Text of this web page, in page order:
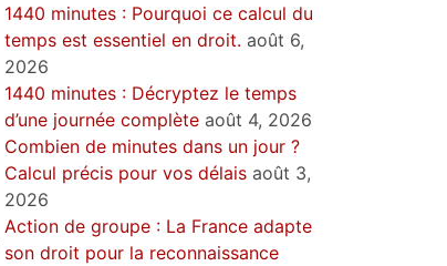
1440 minutes : Pourquoi ce calcul du
temps est essentiel en droit. août 6,
2026
1440 minutes : Décryptez le temps
d’une journée complète août 4, 2026
Combien de minutes dans un jour ?
Calcul précis pour vos délais août 3,
2026
Action de groupe : La France adapte
son droit pour la reconnaissance